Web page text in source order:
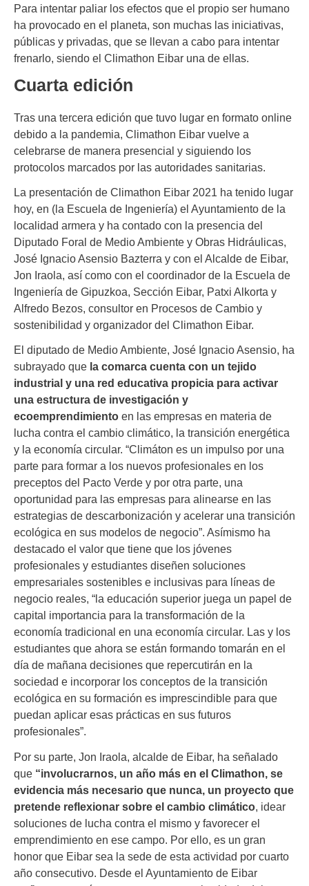
Para intentar paliar los efectos que el propio ser humano
ha provocado en el planeta, son muchas las iniciativas,
públicas y privadas, que se llevan a cabo para intentar
frenarlo, siendo el Climathon Eibar una de ellas.
Cuarta edición
Tras una tercera edición que tuvo lugar en formato online
debido a la pandemia, Climathon Eibar vuelve a
celebrarse de manera presencial y siguiendo los
protocolos marcados por las autoridades sanitarias.
La presentación de Climathon Eibar 2021 ha tenido lugar
hoy, en (la Escuela de Ingeniería) el Ayuntamiento de la
localidad armera y ha contado con la presencia del
Diputado Foral de Medio Ambiente y Obras Hidráulicas,
José Ignacio Asensio Bazterra y con el Alcalde de Eibar,
Jon Iraola, así como con el coordinador de la Escuela de
Ingeniería de Gipuzkoa, Sección Eibar, Patxi Alkorta y
Alfredo Bezos, consultor en Procesos de Cambio y
sostenibilidad y organizador del Climathon Eibar.
El diputado de Medio Ambiente, José Ignacio Asensio, ha
subrayado que la comarca cuenta con un tejido
industrial y una red educativa propicia para activar
una estructura de investigación y
ecoemprendimiento en las empresas en materia de
lucha contra el cambio climático, la transición energética
y la economía circular. “Climáton es un impulso por una
parte para formar a los nuevos profesionales en los
preceptos del Pacto Verde y por otra parte, una
oportunidad para las empresas para alinearse en las
estrategias de descarbonización y acelerar una transición
ecológica en sus modelos de negocio”. Asímismo ha
destacado el valor que tiene que los jóvenes
profesionales y estudiantes diseñen soluciones
empresariales sostenibles e inclusivas para líneas de
negocio reales, “la educación superior juega un papel de
capital importancia para la transformación de la
economía tradicional en una economía circular. Las y los
estudiantes que ahora se están formando tomarán en el
día de mañana decisiones que repercutirán en la
sociedad e incorporar los conceptos de la transición
ecológica en su formación es imprescindible para que
puedan aplicar esas prácticas en sus futuros
profesionales”.
Por su parte, Jon Iraola, alcalde de Eibar, ha señalado
que “involucrarnos, un año más en el Climathon, se
evidencia más necesario que nunca, un proyecto que
pretende reflexionar sobre el cambio climático , idear
soluciones de lucha contra el mismo y favorecer el
emprendimiento en ese campo. Por ello, es un gran
honor que Eibar sea la sede de esta actividad por cuarto
año consecutivo. Desde el Ayuntamiento de Eibar